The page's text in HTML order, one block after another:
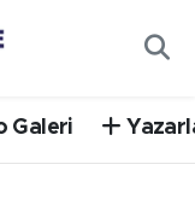
Galeri